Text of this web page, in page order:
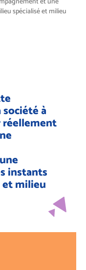
spécialisé et milieu
à
réellement
instants
et milieu